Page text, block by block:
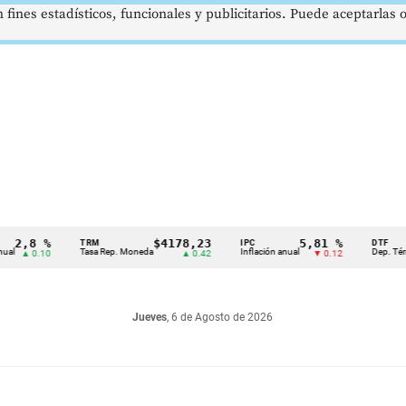
%
0.10 Tasa Rep. Moneda
$4178,23
▲ 0.42 Inflación anual
5,81 %
▼ 0.12 Dep. Término
Jueves, 6 de Agosto de 2026
estadísticos, funcionales y publicitarios. Puede aceptarlas